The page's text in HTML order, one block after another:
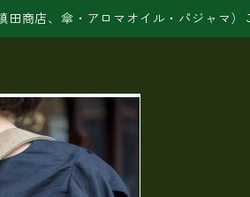
田商店、傘・アロマオイル・パジャマ）